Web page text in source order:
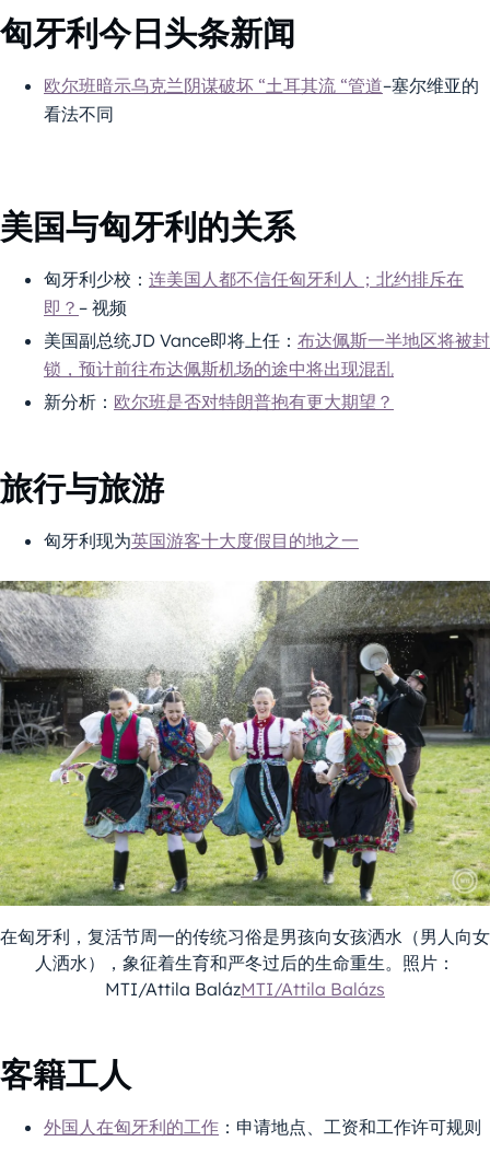
匈牙利今日头条新闻
欧尔班暗示乌克兰阴谋破坏 “土耳其流 “管道–塞尔维亚的
看法不同
美国与匈牙利的关系
匈牙利少校： 连美国人都不信任匈牙利人；北约排斥在
即？ – 视频
美国副总统JD Vance即将上任： 布达佩斯一半地区将被封
锁，预计前往布达佩斯机场的途中将出现混乱
新分析： 欧尔班是否对特朗普抱有更大期望？
旅行与旅游
匈牙利现为英国游客十大度假目的地之一
在匈牙利，复活节周一的传统习俗是男孩向女孩洒水（男人向女
人洒水），象征着生育和严冬过后的生命重生。照片：
MTI/Attila BalázMTI/Attila Balázs
客籍工人
外国人在匈牙利的工作 ：申请地点、工资和工作许可规则